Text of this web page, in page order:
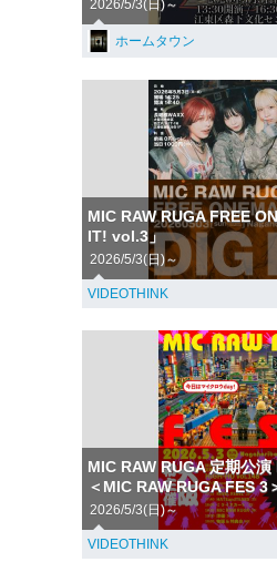
2026/5/3(日)～
ホームタウン
MIC RAW RUGA FREE
IT! vol.3」
2026/5/3(日)～
VIDEOTHINK
MIC RAW RUGA 定期公
＜MIC RAW RUGA FES 3
2026/5/3(日)～
VIDEOTHINK